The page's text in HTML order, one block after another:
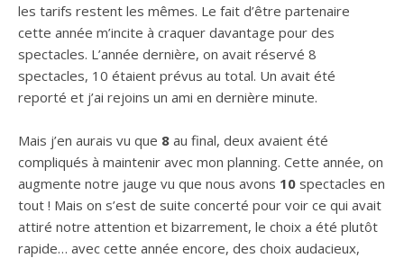
les tarifs restent les mêmes. Le fait d’être partenaire
cette année m’incite à craquer davantage pour des
spectacles. L’année dernière, on avait réservé 8
spectacles, 10 étaient prévus au total. Un avait été
reporté et j’ai rejoins un ami en dernière minute.
Mais j’en aurais vu que 8 au final, deux avaient été
compliqués à maintenir avec mon planning. Cette année, on
augmente notre jauge vu que nous avons 10 spectacles en
tout ! Mais on s’est de suite concerté pour voir ce qui avait
attiré notre attention et bizarrement, le choix a été plutôt
rapide… avec cette année encore, des choix audacieux,